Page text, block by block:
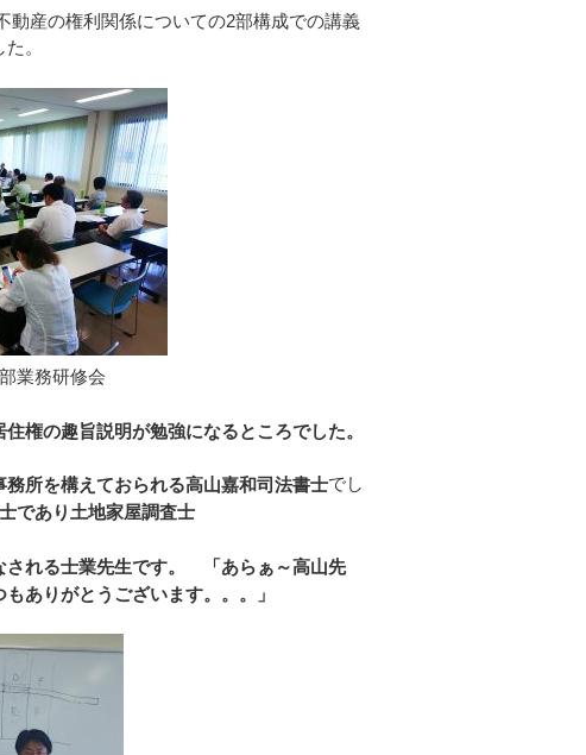
産の権利関係についての2部構成での講義
。
業務研修会
権の趣旨説明が勉強になるところでした。
所を構えておられる高山嘉和司法書士でし
であり土地家屋調査士
れる士業先生です。
「あらぁ～高山先
ありがとうございます。。。」